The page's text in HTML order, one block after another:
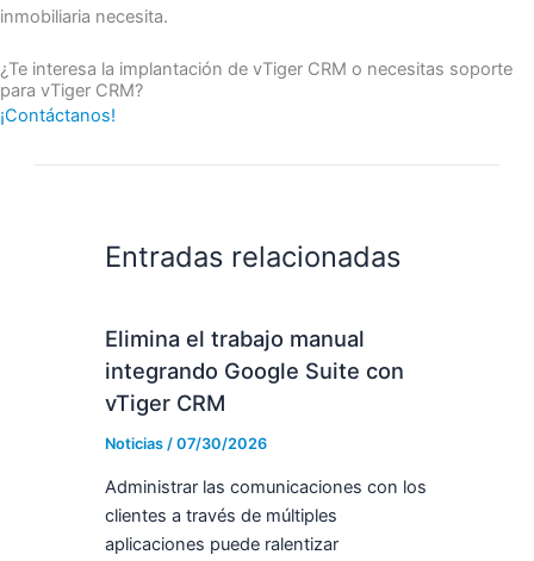
inmobiliaria necesita.
¿Te interesa la implantación de vTiger CRM o necesitas soporte
para vTiger CRM?
¡Contáctanos!
Entradas relacionadas
Elimina el trabajo manual
integrando Google Suite con
vTiger CRM
Noticias/ 07/30/2026
Administrar las comunicaciones con los
clientes a través de múltiples
aplicaciones puede ralentizar